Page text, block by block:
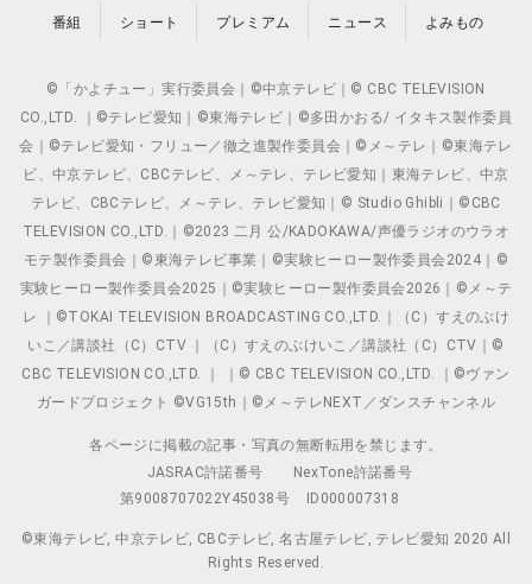
番組 ショート プレミアム ニュース よみもの
©「かよチュー」実行委員会｜©中京テレビ｜© CBC TELEVISION
CO.,LTD. ｜©テレビ愛知｜©東海テレビ｜©多田かおる/ イタキス製作委員
会｜©テレビ愛知・フリュー／徹之進製作委員会｜©メ～テレ｜©東海テレ
ビ、中京テレビ、CBCテレビ、メ～テレ、テレビ愛知｜東海テレビ、中京
テレビ、CBCテレビ、メ～テレ、テレビ愛知｜© Studio Ghibli｜©CBC
TELEVISION CO.,LTD.｜©2023 二月 公/KADOKAWA/声優ラジオのウラオ
モテ製作委員会｜©東海テレビ事業｜©実験ヒーロー製作委員会2024｜©
実験ヒーロー製作委員会2025｜©実験ヒーロー製作委員会2026｜©メ～テ
レ ｜©TOKAI TELEVISION BROADCASTING CO.,LTD.｜（C）すえのぶけ
いこ／講談社（C）CTV ｜（C）すえのぶけいこ／講談社（C）CTV｜©
CBC TELEVISION CO.,LTD. ｜ ｜© CBC TELEVISION CO.,LTD. ｜©ヴァン
ガードプロジェクト ©VG15th｜©メ～テレNEXT／ダンスチャンネル
各ページに掲載の記事・写真の無断転用を禁じます。
JASRAC許諾番号
NexTone許諾番号
第9008707022Y45038号
ID000007318
©東海テレビ, 中京テレビ, CBCテレビ, 名古屋テレビ, テレビ愛知 2020 All
Rights Reserved.